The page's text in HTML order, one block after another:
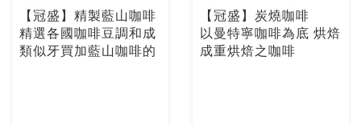
【冠盛】精製藍山咖啡
精選各國咖啡豆調和成
類似牙買加藍山咖啡的
【冠盛】炭燒咖啡
以曼特寧咖啡為底 烘焙
成重烘焙之咖啡